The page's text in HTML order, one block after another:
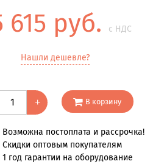
615 руб. с НДС
Нашли дешевле?
+ В корзину
Возможна постоплата и рассрочка!
Скидки оптовым покупателям
1 год гарантии на оборудование